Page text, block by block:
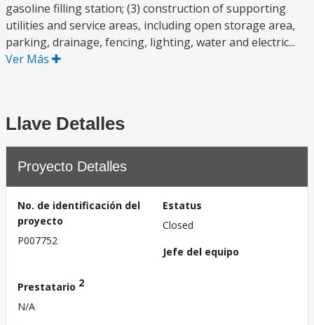
gasoline filling station; (3) construction of supporting
utilities and service areas, including open storage area,
parking, drainage, fencing, lighting, water and electric...
Ver Más
Llave Detalles
Proyecto Detalles
No. de identificación del
proyecto
P007752
Estatus
Closed
Jefe del equipo
Prestatario 2
N/A